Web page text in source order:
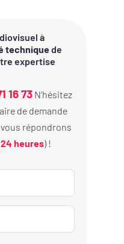
à
technique de
expertise
16 73 N’hésitez
de demande
répondrons
24 heures) !